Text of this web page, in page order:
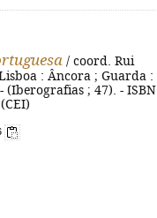
/ coord. Rui
: Âncora ; Guarda :
(Iberografias ; 47). - ISBN